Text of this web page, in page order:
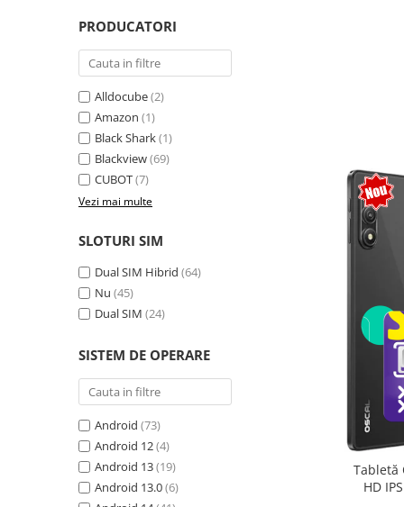
TV si Proiectoare Smart
Camere auto, home si sport
Camere auto DVR
Oglinzi auto smart cu camera
Camere Supraveghere
Mini Video Camera
Accesorii Camere Supraveghere
Casti Wireless
Casti cu Fir
Casti Profesionale
Ceasuri si Inele smart, bratari
Smartwatch
Ceasuri Smart pentru copii
Bratari Fitness
Accesorii Smartwatch
Trotinete electrice si accesorii
PRODUCATORI
Alldocube(2)
Amazon (1)
Black Shark(1)
Blackview(69)
CUBOT(7)
Vezi mai multe
SLOTURI SIM
Dual SIM Hibrid (64)
Nu (45)
Dual SIM (24)
SISTEM DE OPERARE
Android (73)
Android 12(4)
Android 13(19)
Android 13.0(6)
Tabletă
HD